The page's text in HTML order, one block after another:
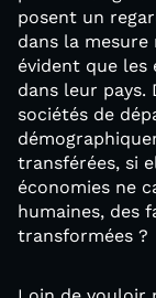
posent un
dans la
évident que les
dans leur pays.
sociétés de
transférées, si
économies ne
humaines, des
transformées ?